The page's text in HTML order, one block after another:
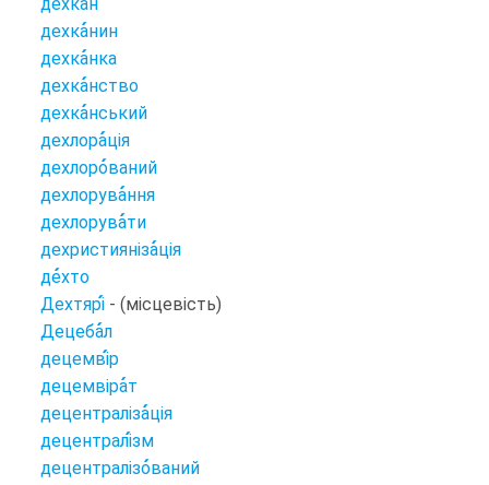
дехканин
дехканка
дехканство
дехканський
дехлорація
дехлорований
дехлорування
дехлорувати
дехристиянізація
дехто
Дехтярі - (місцевість)
Децебал
децемвір
децемвірат
децентралізація
децентралізм
децентралізований